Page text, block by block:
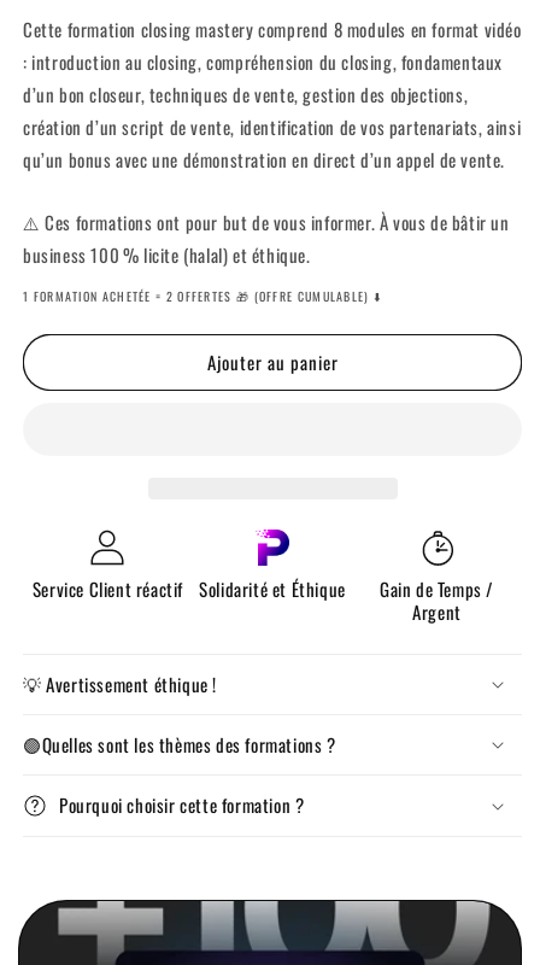
Cette formation closing mastery comprend 8 modules en format vidéo
: introduction au closing, compréhension du closing, fondamentaux
d’un bon closeur, techniques de vente, gestion des objections,
création d’un script de vente, identification de vos partenariats, ainsi
qu’un bonus avec une démonstration en direct d’un appel de vente.
⚠️ Ces formations ont pour but de vous informer. À vous de bâtir un
business 100 % licite (halal) et éthique.
1 FORMATION ACHETÉE = 2 OFFERTES 🎁 (OFFRE CUMULABLE) ⬇️
Ajouter au panier
Service Client réactif Solidarité et Éthique
Gain de Temps /
Argent
💡 Avertissement éthique !
🟣Quelles sont les thèmes des formations ?
Pourquoi choisir cette formation ?